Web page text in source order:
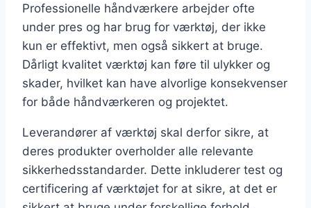
Professionelle håndværkere arbejder ofte
under pres og har brug for værktøj, der ikke
kun er effektivt, men også sikkert at bruge.
Dårligt kvalitet værktøj kan føre til ulykker og
skader, hvilket kan have alvorlige konsekvenser
for både håndværkeren og projektet.
Leverandører af værktøj skal derfor sikre, at
deres produkter overholder alle relevante
sikkerhedsstandarder. Dette inkluderer test og
certificering af værktøjet for at sikre, at det er